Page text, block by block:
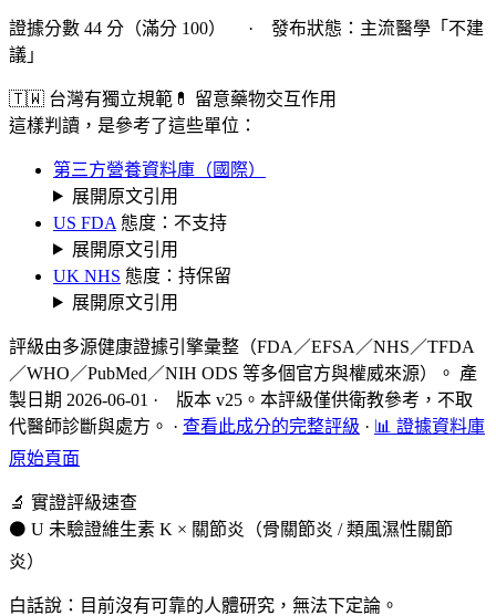
證據分數 44 分（滿分 100） · 發布狀態：主流醫學「不建
議」
🇹🇼 台灣有獨立規範 💊 留意藥物交互作用
這樣判讀，是參考了這些單位：
第三方營養資料庫（國際）
展開原文引用
US FDA 態度：不支持
展開原文引用
UK NHS 態度：持保留
展開原文引用
評級由多源健康證據引擎彙整（FDA／EFSA／NHS／TFDA
／WHO／PubMed／NIH ODS 等多個官方與權威來源）。 產
製日期 2026-06-01 · 版本 v25。本評級僅供衛教參考，不取
代醫師診斷與處方。 · 查看此成分的完整評級 · 📊 證據資料庫
原始頁面
🔬 實證評級速查
⚫ U 未驗證維生素 K × 關節炎（骨關節炎 / 類風濕性關節
炎）
白話說：目前沒有可靠的人體研究，無法下定論。